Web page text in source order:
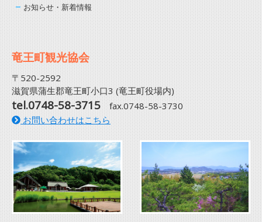
お知らせ・新着情報
竜王町観光協会
〒520-2592
滋賀県蒲生郡竜王町小口3 (竜王町役場内)
tel.0748-58-3715 fax.0748-58-3730
お問い合わせはこちら